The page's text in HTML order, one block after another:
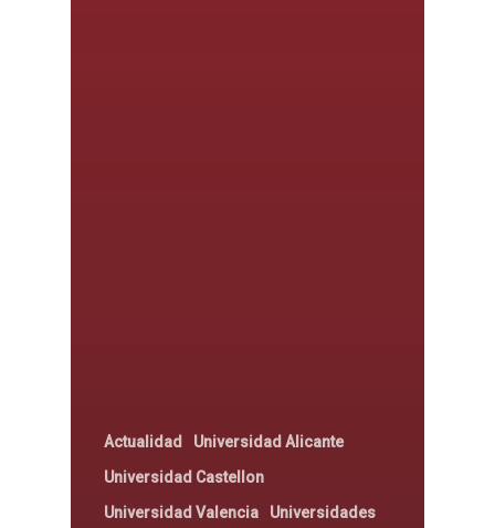
Actualidad
Universidad Alicante
Universidad Castellon
Universidad Valencia
Universidades